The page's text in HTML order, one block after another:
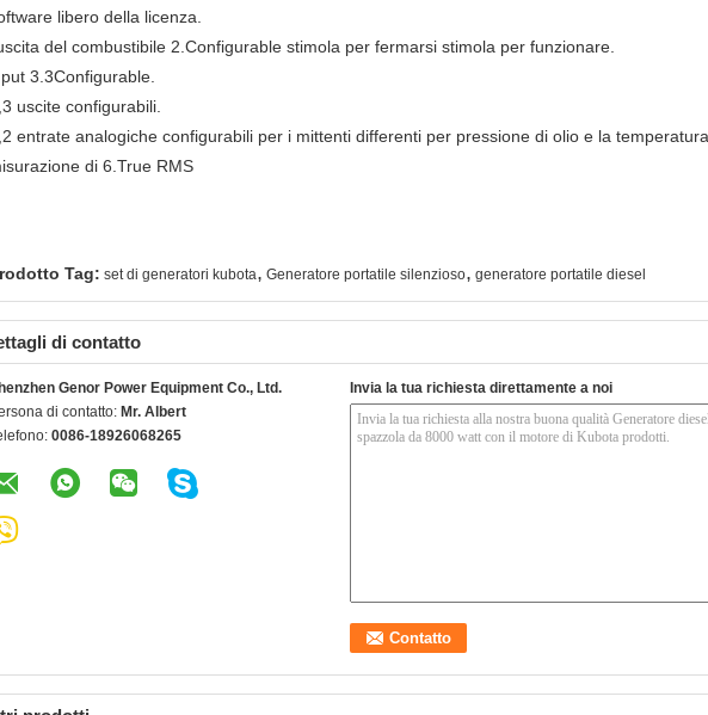
libero della licenza.
del combustibile 2.Configurable stimola per fermarsi stimola per funzionare.
3.3Configurable.
uscite configurabili.
entrate analogiche configurabili per i mittenti differenti per pressione di olio e la
di 6.True RMS
Tag: set di generatori kubota, Generatore portatile silenzioso, generatore portatile diesel
di contatto
Genor Power Equipment Co., Ltd.
di contatto: Mr. Albert
0086-18926068265
Invia la tua richiesta direttamente a noi